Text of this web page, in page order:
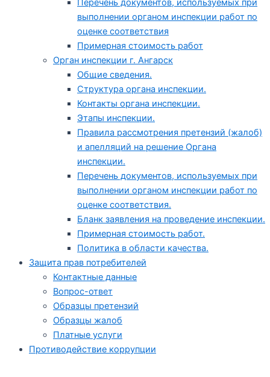
Перечень документов, используемых при
выполнении органом инспекции работ по
оценке соответствия
Примерная стоимость работ
Орган инспекции г. Ангарск
Общие сведения.
Структура органа инспекции.
Контакты органа инспекции.
Этапы инспекции.
Правила рассмотрения претензий (жалоб)
и апелляций на решение Органа
инспекции.
Перечень документов, используемых при
выполнении органом инспекции работ по
оценке соответствия.
Бланк заявления на проведение инспекции.
Примерная стоимость работ.
Политика в области качества.
Защита прав потребителей
Контактные данные
Вопрос-ответ
Образцы претензий
Образцы жалоб
Платные услуги
Противодействие коррупции